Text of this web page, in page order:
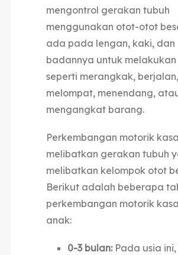
mengontrol gerakan tubuh
menggunakan otot-otot
ada pada lengan, kaki, dan
badannya untuk
seperti merangkak, berjalan,
melompat, menendang,
mengangkat barang.
Perkembangan motorik
melibatkan gerakan tubuh
melibatkan kelompok otot
Berikut adalah beberapa
perkembangan motorik
anak:
0-3 bulan:Pada usia